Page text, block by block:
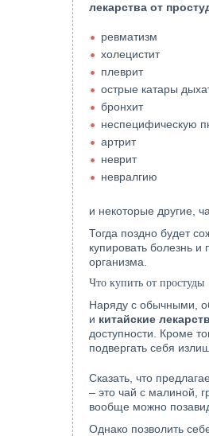
лекарства от
ревматизм
холецистит
плеврит
острые катары
бронхит
неспецифическую
артрит
неврит
невралгию
и некоторые другие,
Тогда поздно будет
купировать болезнь
организма.
Что купить от простуды
Наряду с обычными,
и китайские
доступности. Кроме
подвергать себя
Сказать, что
– это чай с малиной,
вообще можно
Однако позволить